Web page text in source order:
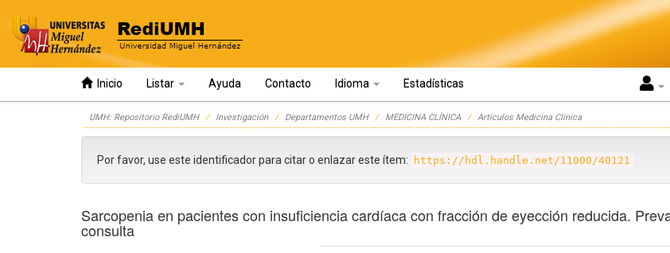
Inicio Listar Ayuda Contacto Idioma Estadísticas
UMH: Repositorio RediUMH Investigación Departamentos UMH MEDICINA CLÍNICA Artículos Medicina Clínica
Por favor, use este identificador para citar o enlazar este ítem: https://hdl.handle.net/11000/40121
Sarcopenia en pacientes con insuficiencia cardíaca con fracción de eyección reducida.
consulta